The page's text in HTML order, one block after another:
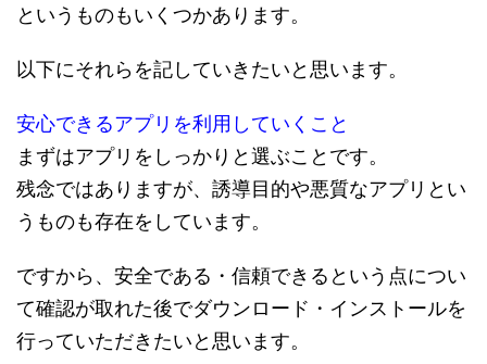
というものもいくつかあります。
以下にそれらを記していきたいと思います。
安心できるアプリを利用していくこと
まずはアプリをしっかりと選ぶことです。
残念ではありますが、誘導目的や悪質なアプリとい
うものも存在をしています。
ですから、安全である・信頼できるという点につい
て確認が取れた後でダウンロード・インストールを
行っていただきたいと思います。